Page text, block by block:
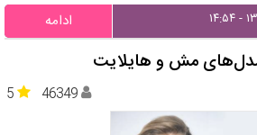
ادامه
مدل‌های مش و هایلایت
5 46349